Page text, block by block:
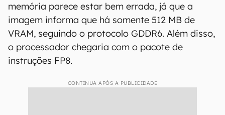
memória parece estar bem errada, já que a
imagem informa que há somente 512 MB de
VRAM, seguindo o protocolo GDDR6. Além disso,
o processador chegaria com o pacote de
instruções FP8.
CONTINUA APÓS A PUBLICIDADE